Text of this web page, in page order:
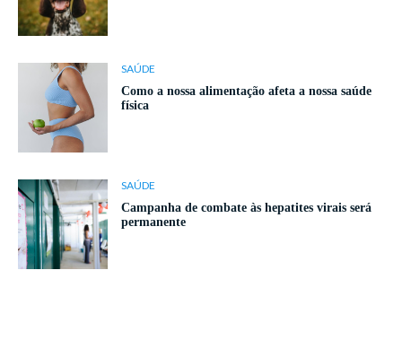
SAÚDE
Como a nossa alimentação afeta a nossa saúde
física
SAÚDE
Campanha de combate às hepatites virais será
permanente